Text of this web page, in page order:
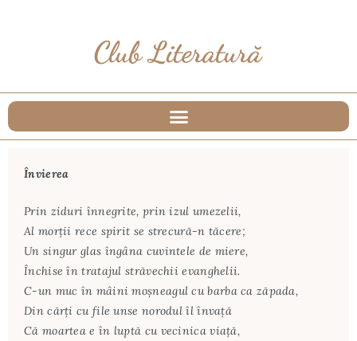
Învierea
Prin ziduri înnegrite, prin izul umezelii,
Al morții rece spirit se strecură-n tăcere;
Un singur glas îngâna cuvintele de miere,
Închise în tratajul străvechii evanghelii.
C-un muc în mâini moșneagul cu barba ca zăpada,
Din cărți cu file unse norodul îl învață
Că moartea e în luptă cu vecinica viață,